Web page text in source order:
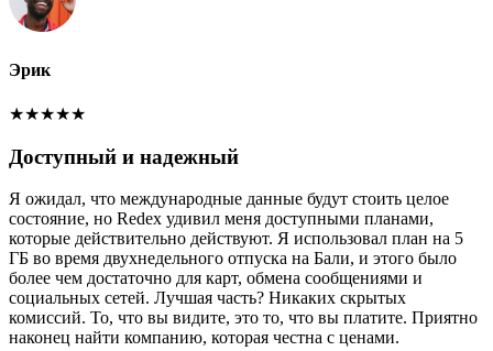
Эрик
★★★★★
Доступный и надежный
Я ожидал, что международные данные будут стоить целое
состояние, но Redex удивил меня доступными планами,
которые действительно действуют. Я использовал план на 5
ГБ во время двухнедельного отпуска на Бали, и этого было
более чем достаточно для карт, обмена сообщениями и
социальных сетей. Лучшая часть? Никаких скрытых
комиссий. То, что вы видите, это то, что вы платите. Приятно
наконец найти компанию, которая честна с ценами.